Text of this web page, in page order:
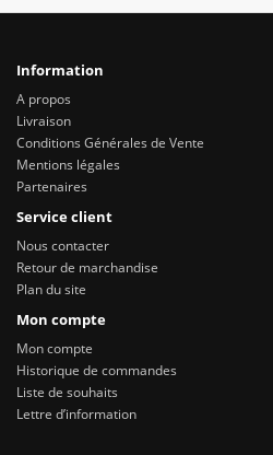
Information
A propos
Livraison
Conditions Générales de Vente
Mentions légales
Partenaires
Service client
Nous contacter
Retour de marchandise
Plan du site
Mon compte
Mon compte
Historique de commandes
Liste de souhaits
Lettre d’information